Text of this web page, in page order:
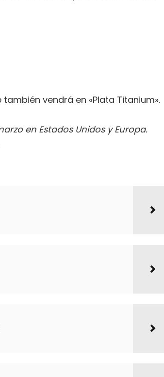
también vendrá en «Plata Titanium».
en Estados Unidos y Europa.